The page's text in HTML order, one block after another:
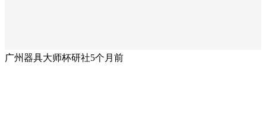
广州器具大师杯研社5个月前